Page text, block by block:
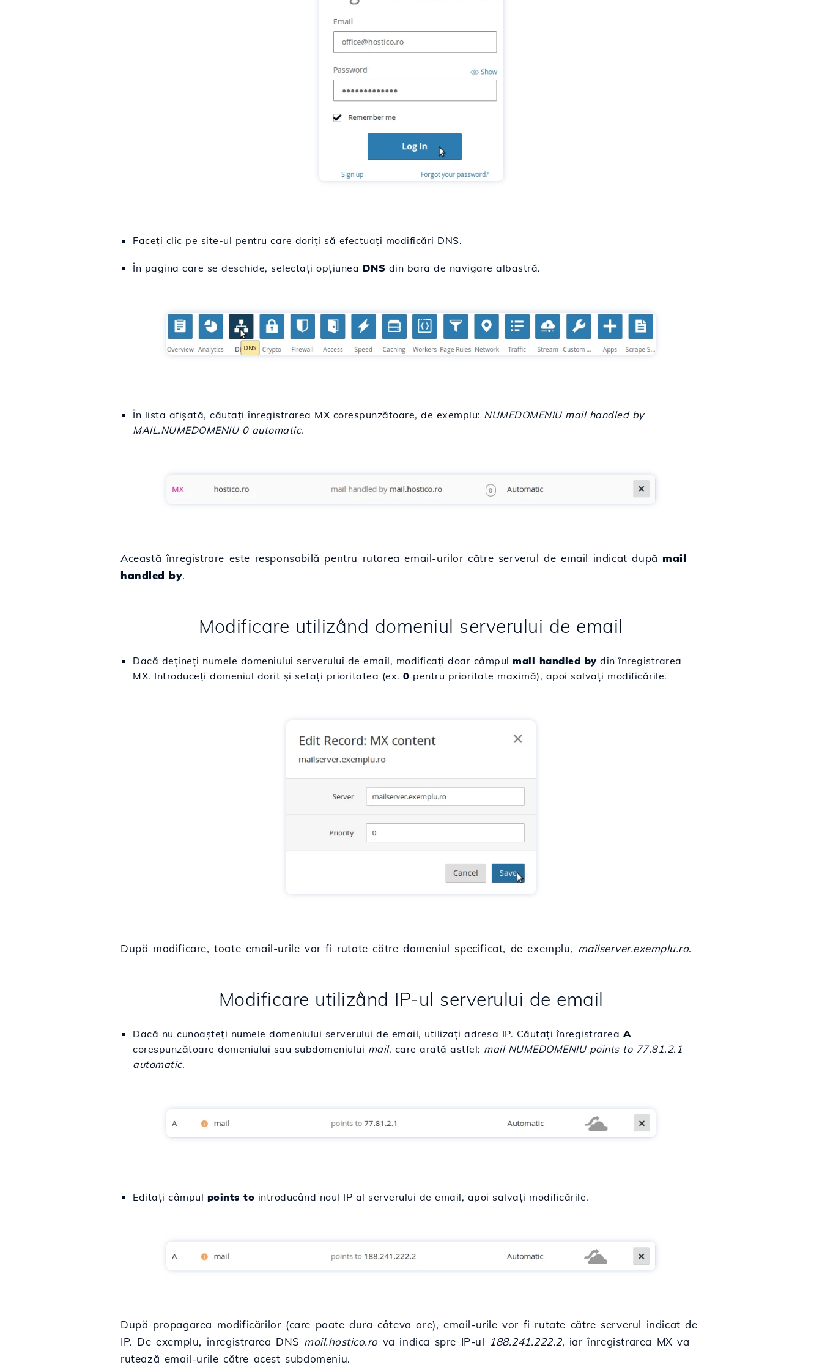
Faceți clic pe site-ul pentru care doriți să efectuați modificări DNS.
În pagina care se deschide, selectați opțiunea DNS din bara de navigare albastră.
În lista afișată, căutați înregistrarea MX corespunzătoare, de exemplu: NUMEDOMENIU mail handled by
MAIL.NUMEDOMENIU 0 automatic.
Această înregistrare este responsabilă pentru rutarea email-urilor către serverul de email indicat dupămail
handled by.
Modificare utilizând domeniul serverului de email
Dacă dețineți numele domeniului serverului de email, modificați doar câmpul mail handled by din înregistrarea
MX. Introduceți domeniul dorit și setați prioritatea (ex. 0 pentru prioritate maximă), apoi salvați modificările.
După modificare, toate email-urile vor fi rutate către domeniul specificat, de exemplu, mailserver.exemplu.ro.
Modificare utilizând IP-ul serverului de email
Dacă nu cunoașteți numele domeniului serverului de email, utilizați adresa IP. Căutați înregistrarea A
corespunzătoare domeniului sau subdomeniului mail, care arată astfel: mail NUMEDOMENIU points to 77.81.2.1
automatic.
Editați câmpul points to introducând noul IP al serverului de email, apoi salvați modificările.
După propagarea modificărilor (care poate dura câteva ore), email-urile vor fi rutate către serverul indicat de
IP. De exemplu, înregistrarea DNS mail.hostico.rova indica spre IP-ul 188.241.222.2, iar înregistrarea MX va
rutează email-urile către acest subdomeniu.